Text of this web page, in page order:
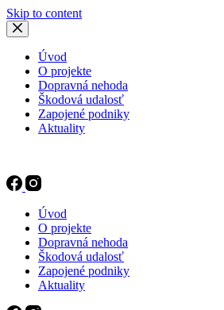
Skip to content
Úvod
O projekte
Dopravná nehoda
Škodová udalosť
Zapojené podniky
Aktuality
Úvod
O projekte
Dopravná nehoda
Škodová udalosť
Zapojené podniky
Aktuality